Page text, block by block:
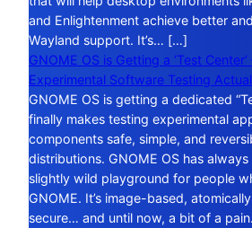
and Enlightenment achieve better
Wayland support. It’s… […]
GNOME OS is Getting a ‘Test
Experimental Software Testing
GNOME OS is getting a dedicated
finally makes testing experimental
components safe, simple, and
distributions. GNOME OS has
slightly wild playground for people
GNOME. It’s image-based,
secure… and until now, a bit of a